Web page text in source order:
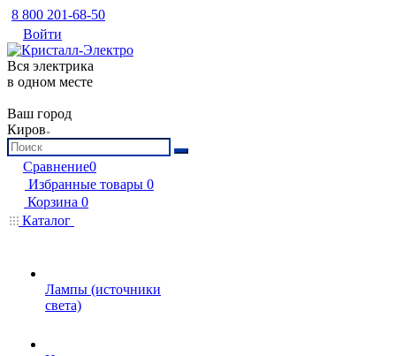
8 800 201-68-50
Войти
Вся электрика
в одном месте
Ваш город
Киров
Сравнение0
Избранные товары 0
Корзина 0
Каталог
Лампы (источники
света)